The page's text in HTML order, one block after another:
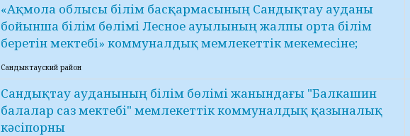
«Ақмола облысы білім басқармасының Сандықтау ауданы
бойынша білім бөлімі Лесное ауылының жалпы орта білім
беретін мектебі» коммуналдық мемлекеттік мекемесіне;
Сандыктауский район
Сандықтау ауданының білім бөлімі жанындағы "Балкашин
балалар саз мектебі" мемлекеттік коммуналдық қазыналық
кәсіпорны